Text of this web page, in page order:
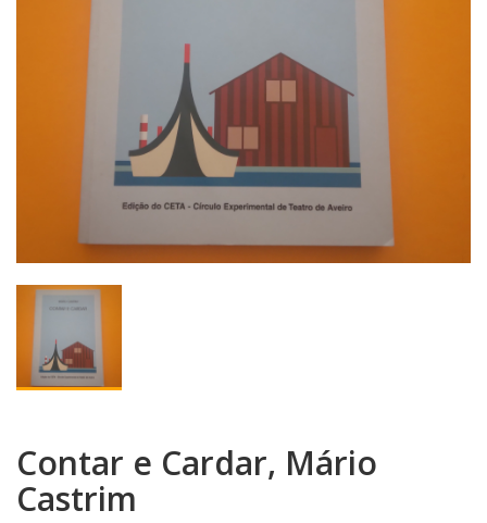
Contar e Cardar, Mário
Castrim